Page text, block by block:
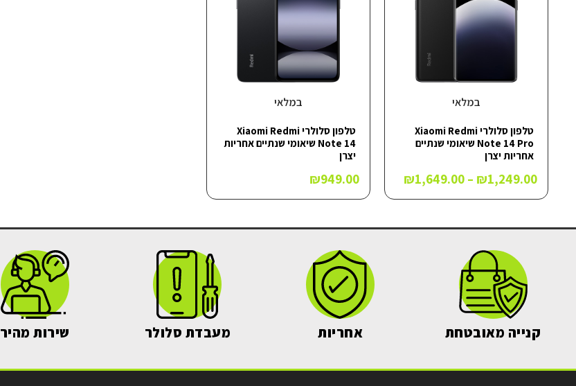
במלאי
טלפון סלולרי Xiaomi Redmi
Note 14 Pro שיאומי שנתיים
אחריות יצרן
₪1,249.00
–
₪1,649.00
במלאי
טלפון סלולרי Xiaomi Redmi
Note 14 שיאומי שנתיים אחריות
יצרן
₪949.00
קנייה מאובטחת אחריות מעבדת סלולר שירות מהיר